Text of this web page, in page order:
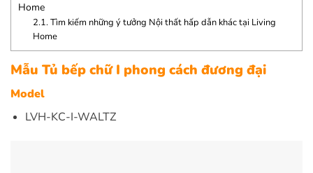
Home
2.1. Tìm kiếm những ý tưởng Nội thất hấp dẫn khác tại Living
Home
Mẫu Tủ bếp chữ I phong cách đương đại
Model
LVH-KC-I-WALTZ